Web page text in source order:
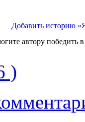
Добавить историю
автору победить
)